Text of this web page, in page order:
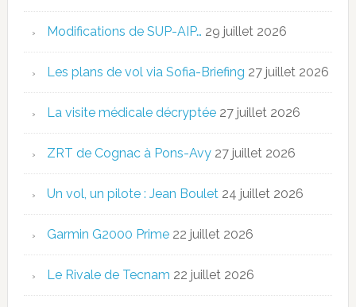
Modifications de SUP-AIP… 29 juillet 2026
Les plans de vol via Sofia-Briefing 27 juillet 2026
La visite médicale décryptée 27 juillet 2026
ZRT de Cognac à Pons-Avy 27 juillet 2026
Un vol, un pilote : Jean Boulet 24 juillet 2026
Garmin G2000 Prime 22 juillet 2026
Le Rivale de Tecnam 22 juillet 2026